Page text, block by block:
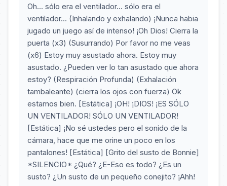
Oh... sólo era el ventilador... sólo era el
ventilador... (Inhalando y exhalando) ¡Nunca habia
jugado un juego así de intenso! ¡Oh Dios! Cierra la
puerta (x3) (Susurrando) Por favor no me veas
(x6) Estoy muy asustado ahora. Estoy muy
asustado. ¿Pueden ver lo tan asustado que ahora
estoy? (Respiración Profunda) (Exhalación
tambaleante) (cierra los ojos con fuerza) Ok
estamos bien. [Estática] ¡OH! ¡DIOS! ¡ES SÓLO
UN VENTILADOR! SÓLO UN VENTILADOR!
[Estática] ¡No sé ustedes pero el sonido de la
cámara, hace que me orine un poco en los
pantalones! [Estática] [Grito del susto de Bonnie]
*SILENCIO* ¿Qué? ¿E-Eso es todo? ¿Es un
susto? ¿Un susto de un pequeño conejito? ¡Ahh!